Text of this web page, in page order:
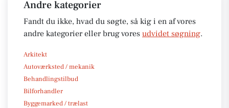
Andre kategorier
Fandt du ikke, hvad du søgte, så kig i en af vores
andre kategorier eller brug vores udvidet søgning.
Arkitekt
Autoværksted / mekanik
Behandlingstilbud
Bilforhandler
Byggemarked / trælast